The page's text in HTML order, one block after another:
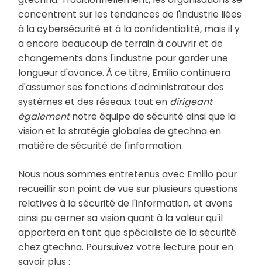
concentrent sur les tendances de l'industrie liées
à la cybersécurité et à la confidentialité, mais il y
a encore beaucoup de terrain à couvrir et de
changements dans l'industrie pour garder une
longueur d'avance. À ce titre, Emilio continuera
d'assumer ses fonctions d'administrateur des
systèmes et des réseaux tout en dirigeant
égalementnotre équipe de sécurité ainsi que la
vision et la stratégie globales de gtechna en
matière de sécurité de l'information.
Nous nous sommes entretenus avec Emilio pour
recueillir son point de vue sur plusieurs questions
relatives à la sécurité de l'information, et avons
ainsi pu cerner sa vision quant à la valeur qu'il
apportera en tant que spécialiste de la sécurité
chez gtechna. Poursuivez votre lecture pour en
savoir plus :